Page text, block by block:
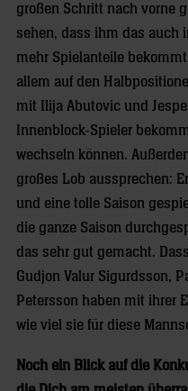
großen Schritt nach vorne
sehen, dass ihm das auch
mehr Spielanteile
allem auf den
mit Ilija Abutovic und
Innenblock-Spieler
wechseln können.
großes Lob aussprechen:
und eine tolle Saison
die ganze Saison
das sehr gut gemacht.
Gudjon Valur Sigurdsson,
Petersson haben mit ihrer
wie viel sie für diese
Noch ein Blick auf die